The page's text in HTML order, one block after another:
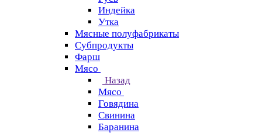
Индейка
Утка
Мясные полуфабрикаты
Субпродукты
Фарш
Мясо
Назад
Мясо
Говядина
Свинина
Баранина